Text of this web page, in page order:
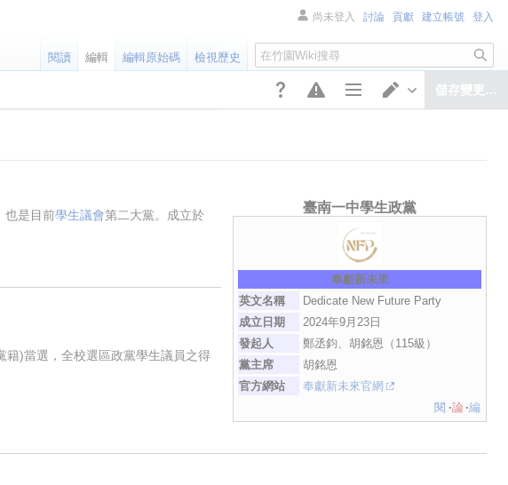
頁面選項
切換編輯器
儲存變更…
臺南一中學生政黨
奉獻新未來
英文名稱
Dedicate New Future Party
成立日期
2024年9月23日
發起人
鄭丞鈞、胡銘恩（115級）
黨主席
胡銘恩
官方網站
奉獻新未來官網
閱 論 編
也是目前學生議會第二大黨。成立於
籍)當選，全校選區政黨學生議員之得
尚未登入 討論 貢獻 建立帳號 登入
閱讀 編輯 編輯原始碼 檢視歷史
搜